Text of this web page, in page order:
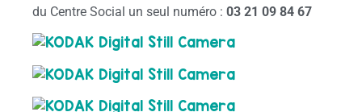
du Centre Social un seul numéro : 03 21 09 84 67